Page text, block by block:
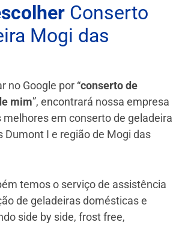
Conserto
Mogi das
no Google por “conserto de
mim”, encontrará nossa empresa
melhores em conserto de geladeira
Dumont I e região de Mogi das
temos o serviço de assistência
de geladeiras domésticas e
side by side, frost free,